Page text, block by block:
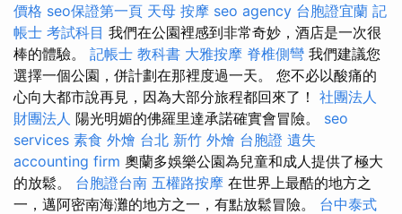
價格 seo保證第一頁 天母 按摩 seo agency 台胞證宜蘭 記
帳士 考試科目 我們在公園裡感到非常奇妙，酒店是一次很
棒的體驗。 記帳士 教科書 大雅按摩 脊椎側彎 我們建議您
選擇一個公園，併計劃在那裡度過一天。 您不必以酸痛的
心向大都市說再見，因為大部分旅程都回來了！ 社團法人
財團法人 陽光明媚的佛羅里達承諾確實會冒險。 seo
services 素食 外燴 台北 新竹 外燴 台胞證 遺失
accounting firm 奧蘭多娛樂公園為兒童和成人提供了極大
的放鬆。 台胞證台南 五權路按摩 在世界上最酷的地方之
一，邁阿密南海灘的地方之一，有點放鬆冒險。 台中泰式